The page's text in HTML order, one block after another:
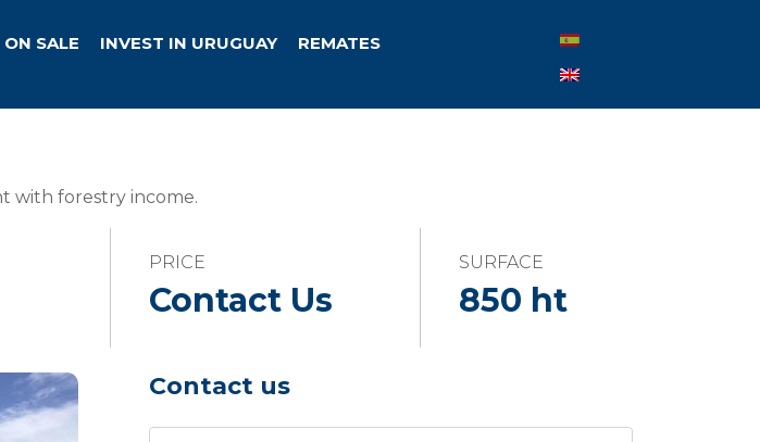
SALE INVEST IN URUGUAY
REMATES
with forestry income.
PRICE
Contact Us
SURFACE
850 ht
Contact us